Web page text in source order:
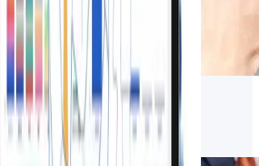
【目的別】業務効率化ツールおすす
め7選｜メリットや選ぶポイントも
解説
2026.07.21 SFA・CRM関連